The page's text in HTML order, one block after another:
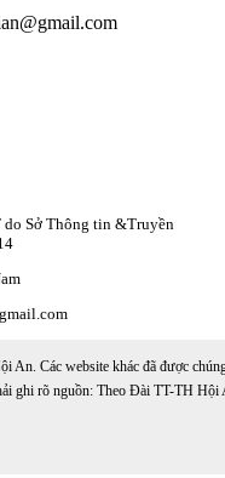
do Sở Thông tin &Truyền
An. Các website khác đã được
ghi rõ nguồn: Theo Đài TT-TH Hội